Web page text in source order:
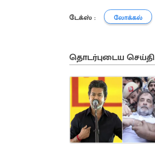
டேக்ஸ் : லோக்கல்
தொடர்புடைய செய்தி